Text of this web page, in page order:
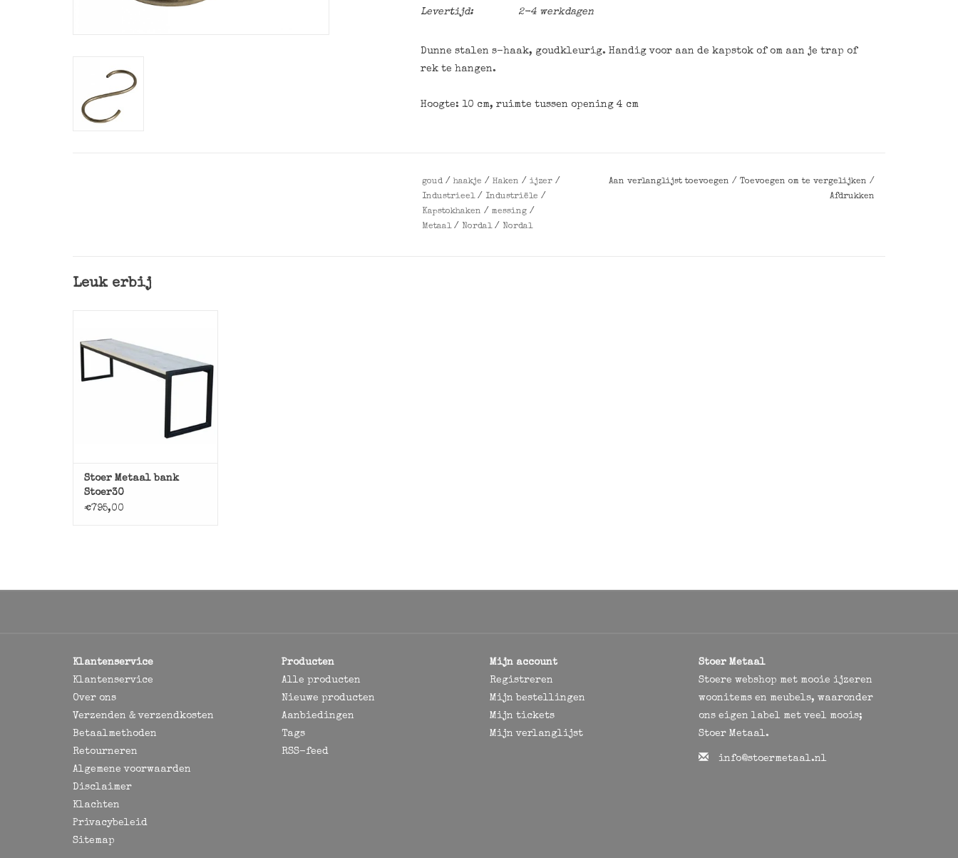
Levertijd:
2-4 werkdagen
Dunne stalen s-haak, goudkleurig. Handig voor aan de kapstok of om aan je trap of
rek te hangen.
Hoogte: 10 cm, ruimte tussen opening 4 cm
goud / haakje / Haken / ijzer /
Industrieel/ Industriële /
Kapstokhaken / messing /
Metaal/ Nordal/ Nordal
Aan verlanglijst toevoegen / Toevoegen om te vergelijken /
Afdrukken
Leuk erbij
ijzeren onderstel en houten
zitting.
TOEVOEGEN AAN WINKELWAGEN
Stoer Metaal bank
Stoer30
€795,00
Klantenservice
Klantenservice
Over ons
Verzenden & verzendkosten
Betaalmethoden
Retourneren
Algemene voorwaarden
Disclaimer
Klachten
Privacybeleid
Sitemap
Producten
Alle producten
Nieuwe producten
Aanbiedingen
Tags
RSS-feed
Mijn account
Registreren
Mijn bestellingen
Mijn tickets
Mijn verlanglijst
Stoer Metaal
Stoere webshop met mooie ijzeren
woonitems en meubels, waaronder
ons eigen label met veel moois;
Stoer Metaal.
info@stoermetaal.nl